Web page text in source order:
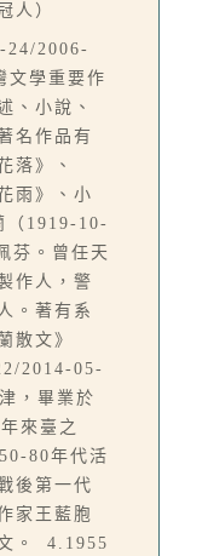
人）
24/2006-
文學重要作
、小說、
名作品有
落》、
雨》、小
（1919-10-
芬。曾任天
作人，警
。著有系
散文》
2014-05-
，畢業於
來臺之
80年代活
後第一代
家王藍胞
。 4.1955